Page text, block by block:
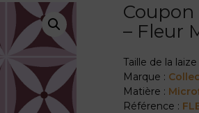
Coupon
– Fleur
Taille de la laize
Marque :
Matière :
Référence :